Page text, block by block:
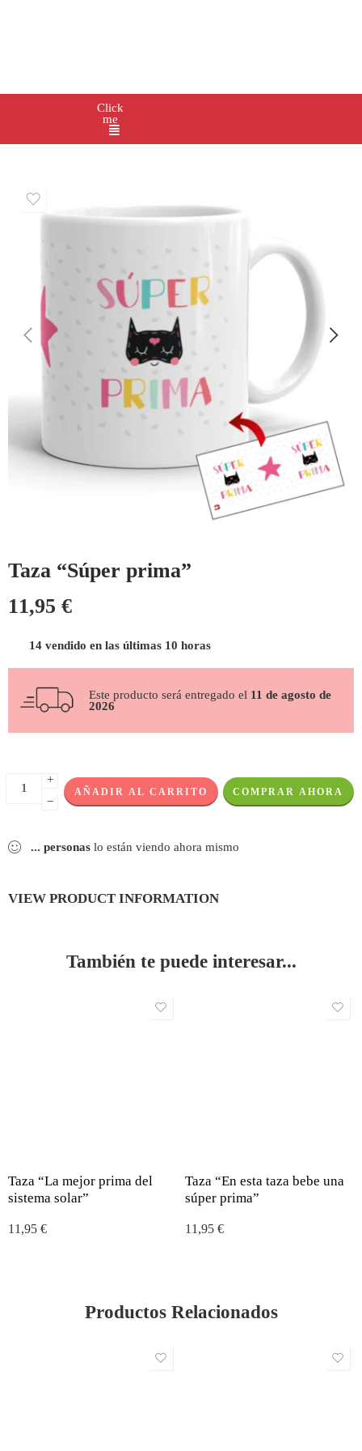
Click
me
Taza “Súper prima”
11,95 €
14 vendido en las últimas 10 horas
Este producto será entregado el 11 de agosto de
2026
+
−
AÑADIR AL CARRITO COMPRAR AHORA
... personas lo están viendo ahora mismo
VIEW PRODUCT INFORMATION
También te puede interesar...
Taza “La mejor prima del
sistema solar”
11,95 €
Taza “En esta taza bebe una
súper prima”
11,95 €
Productos Relacionados